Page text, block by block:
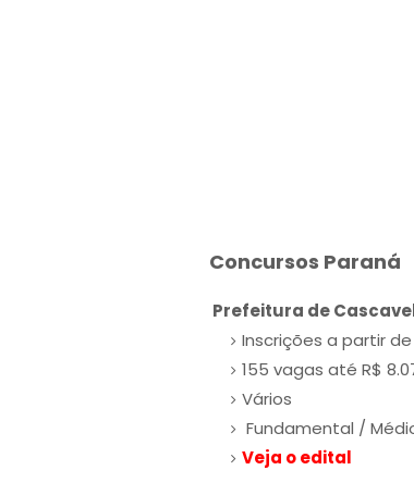
Concursos Paraná
Prefeitura de
Inscrições a partir
155 vagas até R$
Vários
Fundamental /
Veja o edital